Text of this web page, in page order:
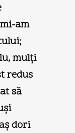
am
mulţi
redus
să
dori